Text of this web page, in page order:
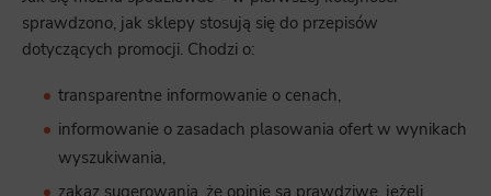
sprawdzono, jak sklepy stosują się do przepisów
dotyczących promocji. Chodzi o:
transparentne informowanie o cenach,
informowanie o zasadach plasowania ofert w wynikach
wyszukiwania,